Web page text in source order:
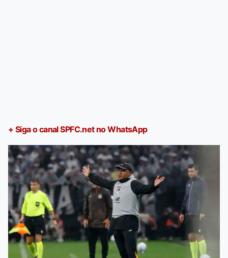
+ Siga o canal SPFC.net no WhatsApp